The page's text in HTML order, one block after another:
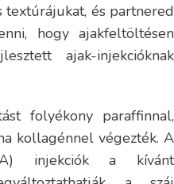
textúrájukat, és partnered
hogy ajakfeltöltésen
ajak-injekcióknak
folyékony paraffinnal,
kollagénnel végezték. A
injekciók a kívánt